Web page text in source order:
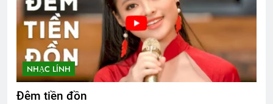
NHẠC LÍNH
Đêm tiền đồn